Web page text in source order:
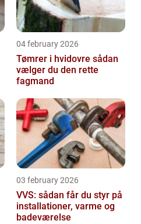
04 february 2026
Tømrer i hvidovre sådan
vælger du den rette
fagmand
03 february 2026
VVS: sådan får du styr på
installationer, varme og
badeværelse